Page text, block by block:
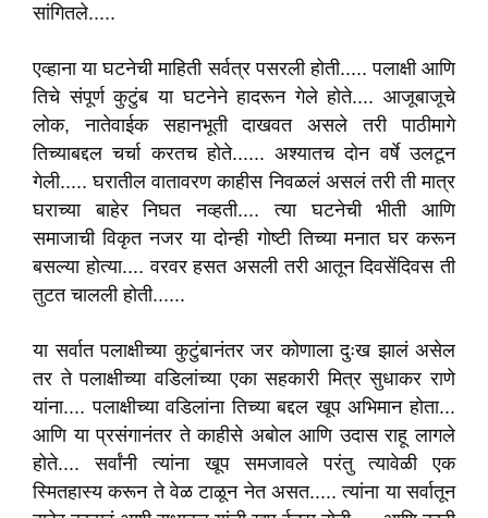
सांगितले.....
एव्हाना या घटनेची माहिती सर्वत्र पसरली होती..... पलाक्षी आणि
तिचे संपूर्ण कुटुंब या घटनेने हादरून गेले होते.... आजूबाजूचे
लोक, नातेवाईक सहानभूती दाखवत असले तरी पाठीमागे
तिच्याबद्दल चर्चा करतच होते...... अश्यातच दोन वर्षे उलटून
गेली..... घरातील वातावरण काहीस निवळलं असलं तरी ती मात्र
घराच्या बाहेर निघत नव्हती.... त्या घटनेची भीती आणि
समाजाची विकृत नजर या दोन्ही गोष्टी तिच्या मनात घर करून
बसल्या होत्या.... वरवर हसत असली तरी आतून दिवसेंदिवस ती
तुटत चालली होती......
या सर्वात पलाक्षीच्या कुटुंबानंतर जर कोणाला दुःख झालं असेल
तर ते पलाक्षीच्या वडिलांच्या एका सहकारी मित्र सुधाकर राणे
यांना.... पलाक्षीच्या वडिलांना तिच्या बद्दल खूप अभिमान होता...
आणि या प्रसंगानंतर ते काहीसे अबोल आणि उदास राहू लागले
होते.... सर्वांनी त्यांना खूप समजावले परंतु त्यावेळी एक
स्मितहास्य करून ते वेळ टाळून नेत असत..... त्यांना या सर्वातून